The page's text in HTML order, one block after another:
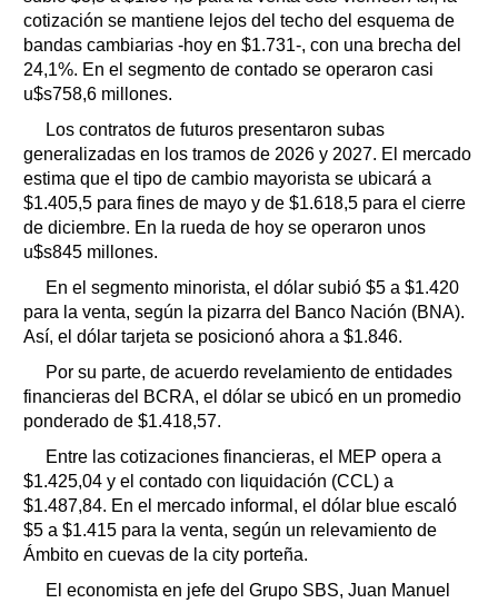
cotización se mantiene lejos del techo del esquema de
bandas cambiarias -hoy en $1.731-, con una brecha del
24,1%. En el segmento de contado se operaron casi
u$s758,6 millones.
Los contratos de futuros presentaron subas
generalizadas en los tramos de 2026 y 2027. El mercado
estima que el tipo de cambio mayorista se ubicará a
$1.405,5 para fines de mayo y de $1.618,5 para el cierre
de diciembre. En la rueda de hoy se operaron unos
u$s845 millones.
En el segmento minorista, el dólar subió $5 a $1.420
para la venta, según la pizarra del Banco Nación (BNA).
Así, el dólar tarjeta se posicionó ahora a $1.846.
Por su parte, de acuerdo revelamiento de entidades
financieras del BCRA, el dólar se ubicó en un promedio
ponderado de $1.418,57.
Entre las cotizaciones financieras, el MEP opera a
$1.425,04 y el contado con liquidación (CCL) a
$1.487,84. En el mercado informal, el dólar blue escaló
$5 a $1.415 para la venta, según un relevamiento de
Ámbito en cuevas de la city porteña.
El economista en jefe del Grupo SBS, Juan Manuel